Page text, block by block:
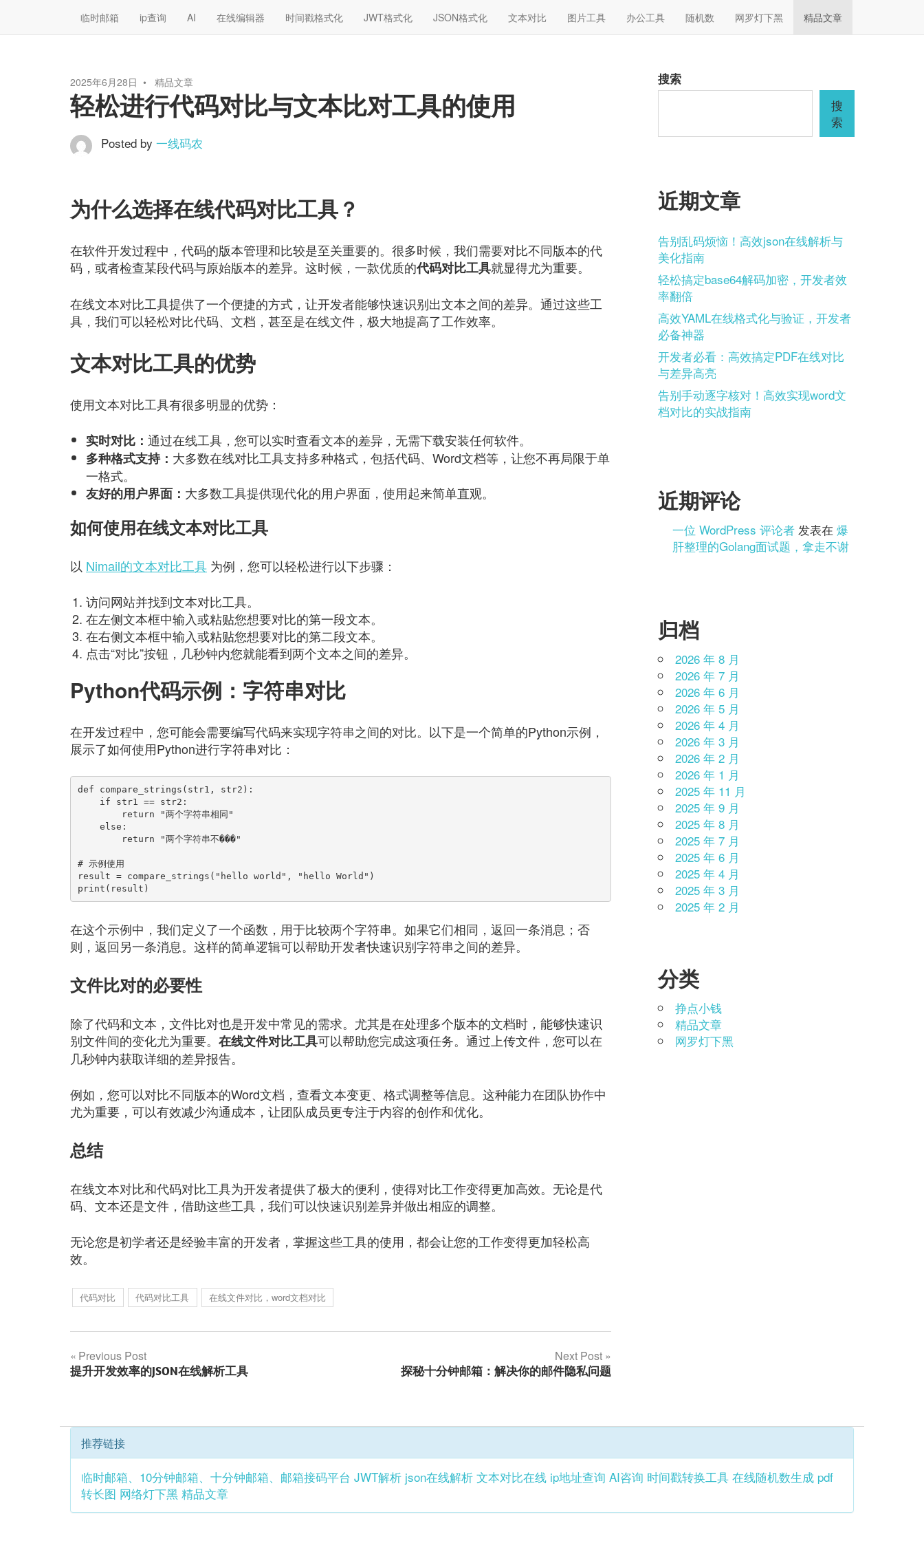
临时邮箱 ip查询 AI 在线编辑器 时间戳格式化 JWT格式化 JSON格式化 文本对比 图片工具 办公工具 随机数 网罗灯下黑 精品文章
2025年6月28日 精品文章
轻松进行代码对比与文本比对工具的使用
Posted by 一线码农
为什么选择在线代码对比工具？
在软件开发过程中，代码的版本管理和比较是至关重要的。很多时候，我们需要对比不同版本的代
码，或者检查某段代码与原始版本的差异。这时候，一款优质的代码对比工具就显得尤为重要。
在线文本对比工具提供了一个便捷的方式，让开发者能够快速识别出文本之间的差异。通过这些工
具，我们可以轻松对比代码、文档，甚至是在线文件，极大地提高了工作效率。
文本对比工具的优势
使用文本对比工具有很多明显的优势：
实时对比： 通过在线工具，您可以实时查看文本的差异，无需下载安装任何软件。
多种格式支持： 大多数在线对比工具支持多种格式，包括代码、Word文档等，让您不再局限于单
一格式。
友好的用户界面： 大多数工具提供现代化的用户界面，使用起来简单直观。
如何使用在线文本对比工具
以 Nimail的文本对比工具 为例，您可以轻松进行以下步骤：
访问网站并找到文本对比工具。
在左侧文本框中输入或粘贴您想要对比的第一段文本。
在右侧文本框中输入或粘贴您想要对比的第二段文本。
点击“对比”按钮，几秒钟内您就能看到两个文本之间的差异。
Python代码示例：字符串对比
在开发过程中，您可能会需要编写代码来实现字符串之间的对比。以下是一个简单的Python示例，
展示了如何使用Python进行字符串对比：
def compare_strings(str1, str2):
# 示例使用
result = compare_strings("hello world", "hello World")
print(result)
在这个示例中，我们定义了一个函数，用于比较两个字符串。如果它们相同，返回一条消息；否
则，返回另一条消息。这样的简单逻辑可以帮助开发者快速识别字符串之间的差异。
文件比对的必要性
除了代码和文本，文件比对也是开发中常见的需求。尤其是在处理多个版本的文档时，能够快速识
别文件间的变化尤为重要。 在线文件对比工具可以帮助您完成这项任务。通过上传文件，您可以在
几秒钟内获取详细的差异报告。
例如，您可以对比不同版本的Word文档，查看文本变更、格式调整等信息。这种能力在团队协作中
尤为重要，可以有效减少沟通成本，让团队成员更专注于内容的创作和优化。
总结
在线文本对比和代码对比工具为开发者提供了极大的便利，使得对比工作变得更加高效。无论是代
码、文本还是文件，借助这些工具，我们可以快速识别差异并做出相应的调整。
无论您是初学者还是经验丰富的开发者，掌握这些工具的使用，都会让您的工作变得更加轻松高
效。
代码对比 代码对比工具 在线文件对比，word文档对比
文
导
航
Previous Post
提升开发效率的JSON在线解析工具
Next Post
探秘十分钟邮箱：解决你的邮件隐私问题
搜索
搜
索
近期文章
告别乱码烦恼！高效json在线解析与
美化指南
轻松搞定base64解码加密，开发者效
率翻倍
高效YAML在线格式化与验证，开发者
必备神器
开发者必看：高效搞定PDF在线对比
与差异高亮
告别手动逐字核对！高效实现word文
档对比的实战指南
近期评论
一位 WordPress 评论者 发表在爆
肝整理的Golang面试题，拿走不谢
归档
2026 年 8 月
2026 年 7 月
2026 年 6 月
2026 年 5 月
2026 年 4 月
2026 年 3 月
2026 年 2 月
2026 年 1 月
2025 年 11 月
2025 年 9 月
2025 年 8 月
2025 年 7 月
2025 年 6 月
2025 年 4 月
2025 年 3 月
2025 年 2 月
分类
挣点小钱
精品文章
网罗灯下黑
推荐链接
临时邮箱、10分钟邮箱、十分钟邮箱、邮箱接码平台 JWT解析 json在线解析 文本对比在线 ip地址查询 AI咨询 时间戳转换工具 在线随机数生成 pdf
转长图 网络灯下黑 精品文章